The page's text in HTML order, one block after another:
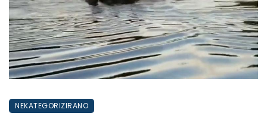
NEKATEGORIZIRANO